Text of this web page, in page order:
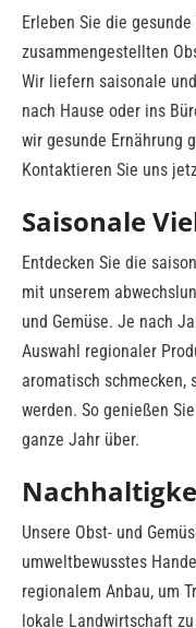
Erleben Sie die
zusammengestellten
Wir liefern saisonale
nach Hause oder ins
wir gesunde Ernährung
Kontaktieren Sie uns
Saisonale
Entdecken Sie die
mit unserem
und Gemüse. Je nach
Auswahl regionaler
aromatisch schmecken,
werden. So genießen
ganze Jahr über.
Unsere Obst- und
umweltbewusstes
regionalem Anbau, um
lokale Landwirtschaft